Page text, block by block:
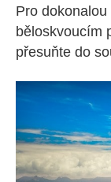
Pro
běloskvoucím
přesuňte do